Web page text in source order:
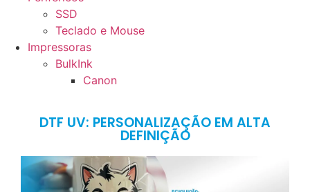
SSD
Teclado e Mouse
Impressoras
BulkInk
Canon
DTF UV: PERSONALIZAÇÃO EM ALTA
DEFINIÇÃO